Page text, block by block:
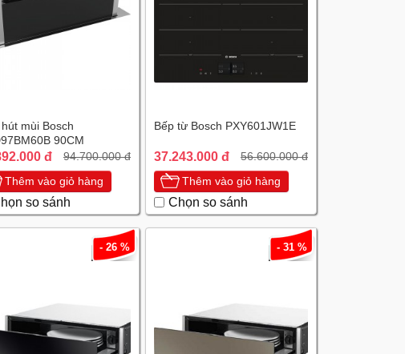
mùi Bosch
90CM
đ 94.700.000 đ
Thêm vào giỏ hàng
so sánh
Bếp từ Bosch PXY601JW1E
37.243.000 đ 56.600.000 đ
Thêm vào giỏ hàng
Chọn so sánh
- 26 % - 31 %